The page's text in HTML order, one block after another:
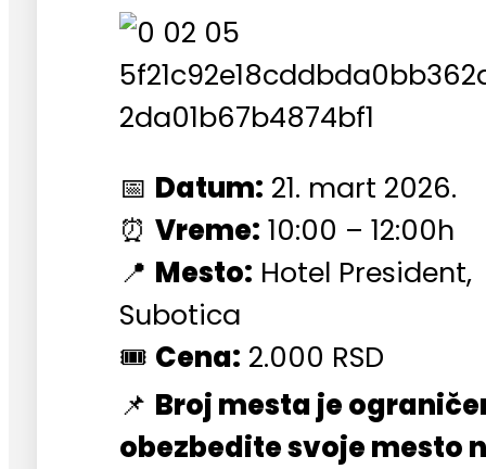
📅 Datum: 21. mart 2026.
⏰Vreme: 10:00 – 12:00h
📍 Mesto: Hotel President,
Subotica
🎟️ Cena: 2.000 RSD
📌 Broj mesta je
obezbedite svoje mesto